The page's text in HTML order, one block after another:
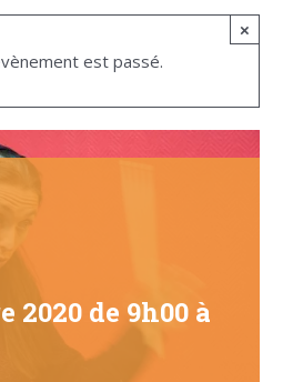
×
est passé.
2020 de 9h00 à